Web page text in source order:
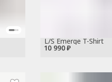
10 990 ₽
L/S Emerge T-Shirt